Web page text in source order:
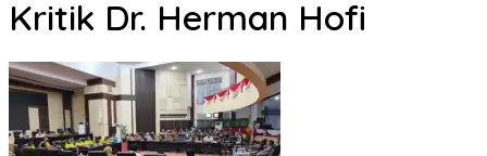
Kritik Dr. Herman Hofi